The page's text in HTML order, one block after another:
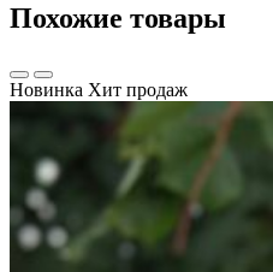
Похожие товары
Новинка Хит продаж